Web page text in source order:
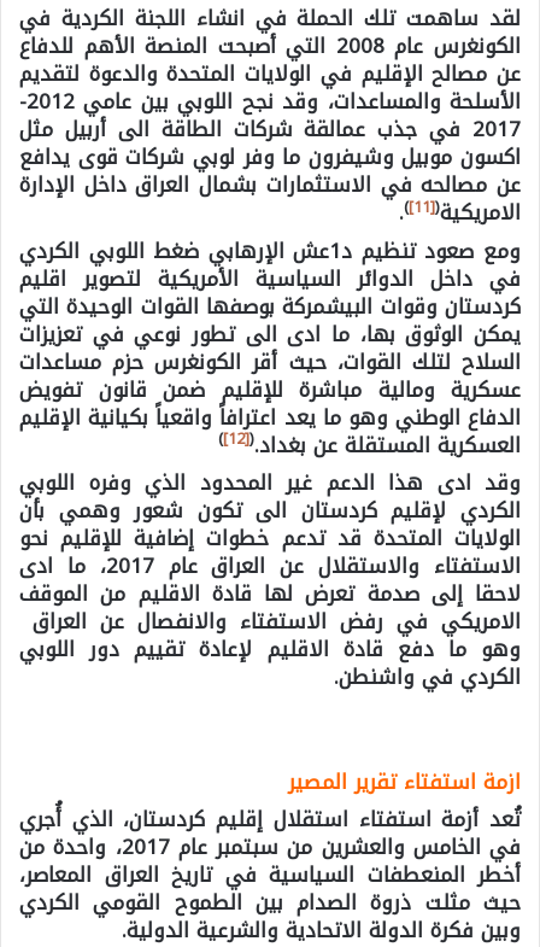
لقد ساهمت تلك الحملة في انشاء اللجنة الكردية في
الكونغرس عام 2008 التي أصبحت المنصة الأهم للدفاع
عن مصالح الإقليم في الولايات المتحدة والدعوة لتقديم
الأسلحة والمساعدات، وقد نجح اللوبي بين عامي 2012-
2017 في جذب عمالقة شركات الطاقة الى أربيل مثل
اكسون موبيل وشيفرون ما وفر لوبي شركات قوى يدافع
عن مصالحه في الاستثمارات بشمال العراق داخل الإدارة
الامريكية(
[11]
)
.
ومع صعود تنظيم د1عش الإرهابي ضغط اللوبي الكردي
في داخل الدوائر السياسية الأمريكية لتصوير اقليم
كردستان وقوات البيشمركة بوصفها القوات الوحيدة التي
يمكن الوثوق بها، ما ادى الى تطور نوعي في تعزيزات
السلاح لتلك القوات، حيث أقر الكونغرس حزم مساعدات
عسكرية ومالية مباشرة للإقليم ضمن قانون تفويض
الدفاع الوطني وهو ما يعد اعترافاً واقعياً بكيانية الإقليم
العسكرية المستقلة عن بغداد.(
[12]
)
وقد ادى هذا الدعم غير المحدود الذي وفره اللوبي
الكردي لإقليم كردستان الى تكون شعور وهمي بأن
الولايات المتحدة قد تدعم خطوات إضافية للإقليم نحو
الاستفتاء والاستقلال عن العراق عام 2017، ما ادى
لاحقا إلى صدمة تعرض لها قادة الاقليم من الموقف
الامريكي في رفض الاستفتاء والانفصال عن العراق
وهو ما دفع قادة الاقليم لإعادة تقييم دور اللوبي
الكردي في واشنطن.
ازمة استفتاء تقرير المصير
تُعد أزمة استفتاء استقلال إقليم كردستان، الذي أُجري
في الخامس والعشرين من سبتمبر عام 2017، واحدة من
أخطر المنعطفات السياسية في تاريخ العراق المعاصر،
حيث مثلت ذروة الصدام بين الطموح القومي الكردي
وبين فكرة الدولة الاتحادية والشرعية الدولية.